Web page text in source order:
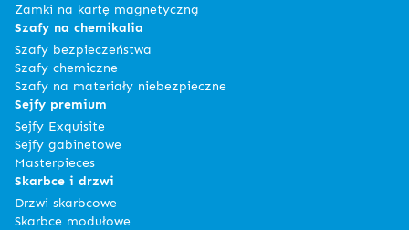
Zamki na kartę magnetyczną
Szafy na chemikalia
Szafy bezpieczeństwa
Szafy chemiczne
Szafy na materiały niebezpieczne
Sejfy premium
Sejfy Exquisite
Sejfy gabinetowe
Masterpieces
Skarbce i drzwi
Drzwi skarbcowe
Skarbce modułowe